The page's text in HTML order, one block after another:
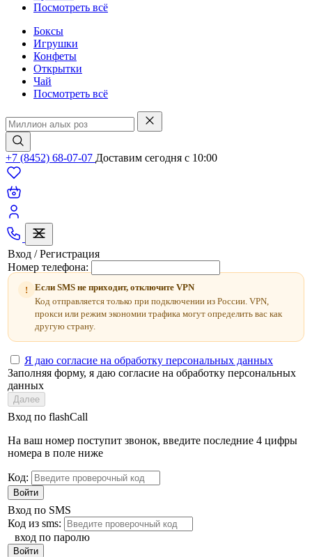
Посмотреть всё
Боксы
Игрушки
Конфеты
Открытки
Чай
Посмотреть всё
+7 (8452) 68-07-07 Доставим сегодня c 10:00
Вход / Регистрация
Номер телефона:
!
Если SMS не приходит, отключите VPN
Код отправляется только при подключении из России. VPN,
прокси или режим экономии трафика могут определить вас как
другую страну.
Я даю согласие на обработку персональных данных
Заполняя форму, я даю согласие на обработку персональных
данных
Далее
Вход по flashCall
На ваш номер поступит звонок, введите последние 4 цифры
номера в поле ниже
Код:
Войти
Вход по SMS
Код из sms:
вход по паролю
Войти